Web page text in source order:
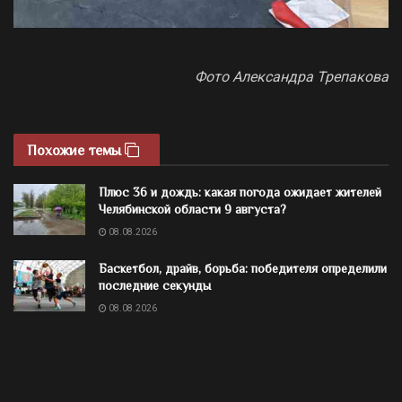
Фото Александра Трепакова
Похожие темы
Плюс 36 и дождь: какая погода ожидает жителей
Челябинской области 9 августа?
08.08.2026
Баскетбол, драйв, борьба: победителя определили
последние секунды
08.08.2026